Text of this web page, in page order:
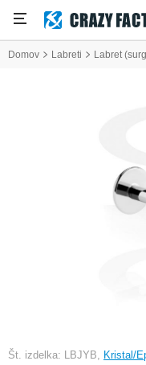
Domov Labreti Labret
Št. izdelka: LBJYB, Kristal/